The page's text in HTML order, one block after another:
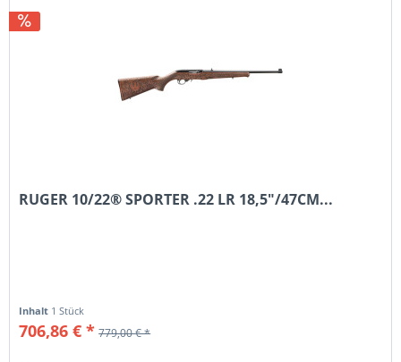
RUGER 10/22® SPORTER .22 LR 18,5"/47CM...
Inhalt 1 Stück
706,86 € * 779,00 € *